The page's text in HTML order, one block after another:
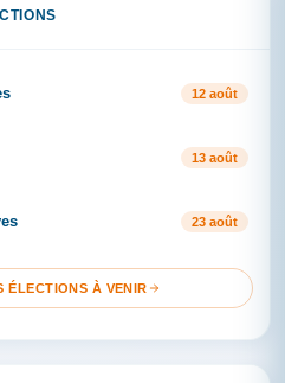
12 août
13 août
23 août
ÉLECTIONS À VENIR